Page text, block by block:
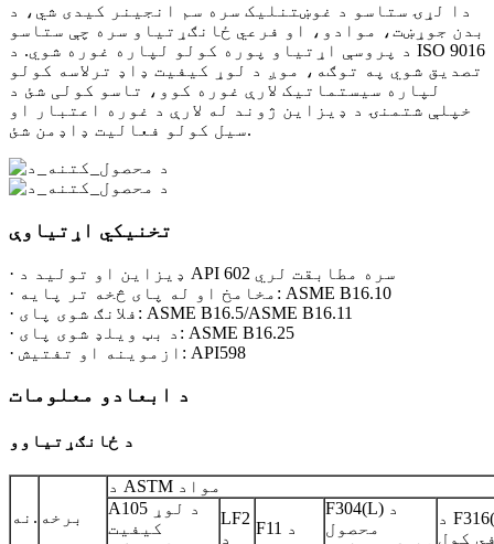
دا لړۍ ستاسو د غوښتنلیک سره سم انجینر کیدی شي، د
بدن جوړښت، موادو، او فرعي ځانګړتیاو سره چې ستاسو
د پروسې اړتیاو پوره کولو لپاره غوره شوي. د ISO 9016
تصدیق شوي په توګه، موږ د لوړ کیفیت ډاډ ترلاسه کولو
لپاره سیستماتیک لارې غوره کوو، تاسو کولی شئ د
خپلې شتمنۍ د ډیزاین ژوند له لارې د غوره اعتبار او
سیل کولو فعالیت ډاډمن شئ.
تخنیکي اړتیاوې
· ډیزاین او تولید د API 602 سره مطابقت لري
· مخامخ او له پای څخه تر پایه: ASME B16.10
· فلانګ شوی پای: ASME B16.5/ASME B16.11
· د بټ ویلډ شوی پای: ASME B16.25
· ازموینه او تفتیش: API598
د ابعادو معلومات
د ځانګړتیاوو
نه. برخه
د ASTM مواد
A105 د لوړ
کیفیت
LF2
د
F11 د
F304(L) د
محصول
د F316(L)
کول